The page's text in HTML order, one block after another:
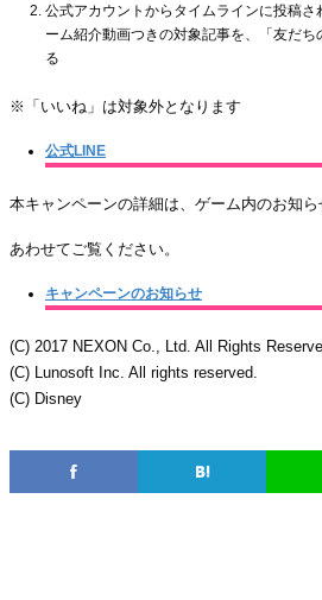
公式アカウントからタイムラインに投稿
ーム紹介動画つきの対象記事を、「友だ
る
※「いいね」は対象外となります
公式LINE
本キャンペーンの詳細は、ゲーム内のお知ら
あわせてご覧ください。
キャンペーンのお知らせ
(C) 2017 NEXON Co., Ltd. All Rights
(C) Lunosoft Inc. All rights reserved.
(C) Disney